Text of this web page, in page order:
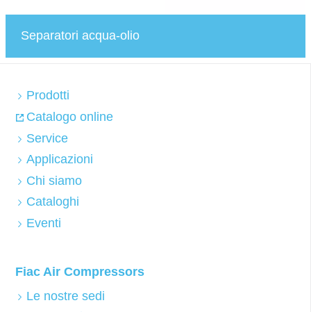
Separatori acqua-olio
Prodotti
Catalogo online
Service
Applicazioni
Chi siamo
Cataloghi
Eventi
Fiac Air Compressors
Le nostre sedi